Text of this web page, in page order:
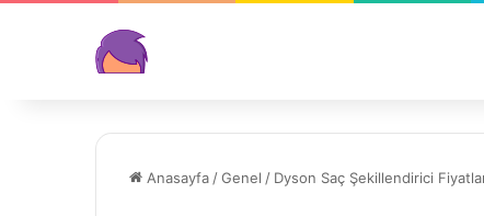
Anasayfa /Genel / Dyson Saç Şekillendirici